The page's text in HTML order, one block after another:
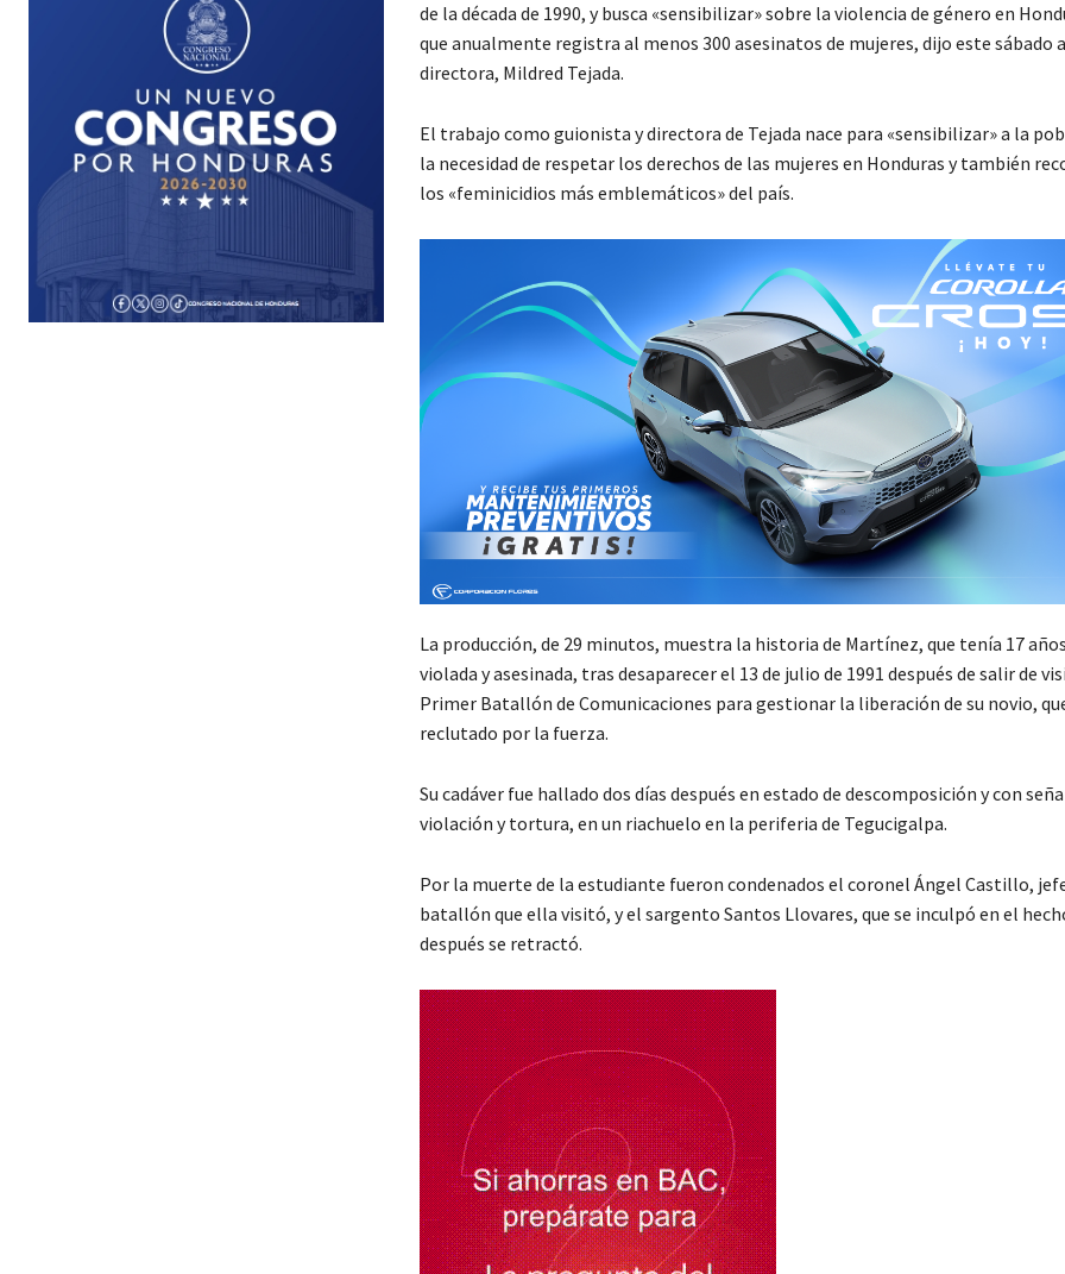
de la década de 1990, y busca «sensibilizar» sobre la violencia de género en
que anualmente registra al menos 300 asesinatos de mujeres, dijo este sábado a
directora, Mildred Tejada.
El trabajo como guionista y directora de Tejada nace para «sensibilizar» a la
la necesidad de respetar los derechos de las mujeres en Honduras y también
los «feminicidios más emblemáticos» del país.
La producción, de 29 minutos, muestra la historia de Martínez, que tenía 17
violada y asesinada, tras desaparecer el 13 de julio de 1991 después de salir de
Primer Batallón de Comunicaciones para gestionar la liberación de su novio,
reclutado por la fuerza.
Su cadáver fue hallado dos días después en estado de descomposición y con
violación y tortura, en un riachuelo en la periferia de Tegucigalpa.
Por la muerte de la estudiante fueron condenados el coronel Ángel Castillo,
batallón que ella visitó, y el sargento Santos Llovares, que se inculpó en el
después se retractó.